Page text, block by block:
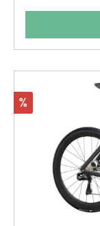
Rabatt
%